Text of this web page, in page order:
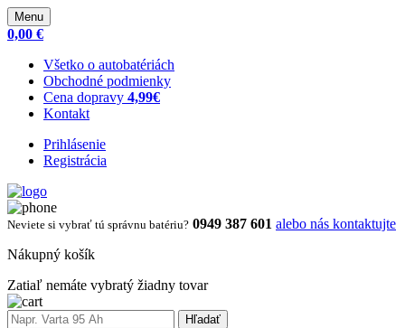
Menu
0,00 €
Všetko o autobatériách
Obchodné podmienky
Cena dopravy 4,99€
Kontakt
Prihlásenie
Registrácia
Neviete si vybrať tú správnu batériu? 0949 387 601 alebo nás kontaktujte
Nákupný košík
Zatiaľ nemáte vybratý žiadny tovar
Hľadať